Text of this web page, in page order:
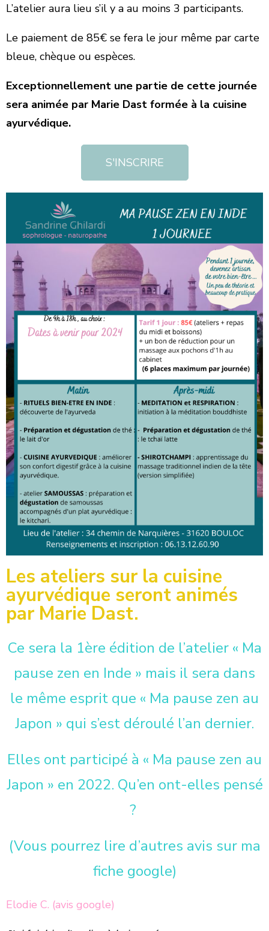
L’atelier aura lieu s’il y a au moins 3 participants.
Le paiement de 85€ se fera le jour même par carte
bleue, chèque ou espèces.
Exceptionnellement une partie de cette journée
sera animée par Marie Dast formée à la cuisine
ayurvédique.
S'INSCRIRE
Les ateliers sur la cuisine
ayurvédique seront animés
par Marie Dast.
Ce sera la 1ère édition de l’atelier « Ma
pause zen en Inde » mais il sera dans
le même esprit que « Ma pause zen au
Japon » qui s’est déroulé l’an dernier.
Elles ont participé à « Ma pause zen au
Japon » en 2022. Qu’en ont-elles pensé
?
(Vous pourrez lire d’autres avis sur ma
fiche google)
Elodie C. (avis google)